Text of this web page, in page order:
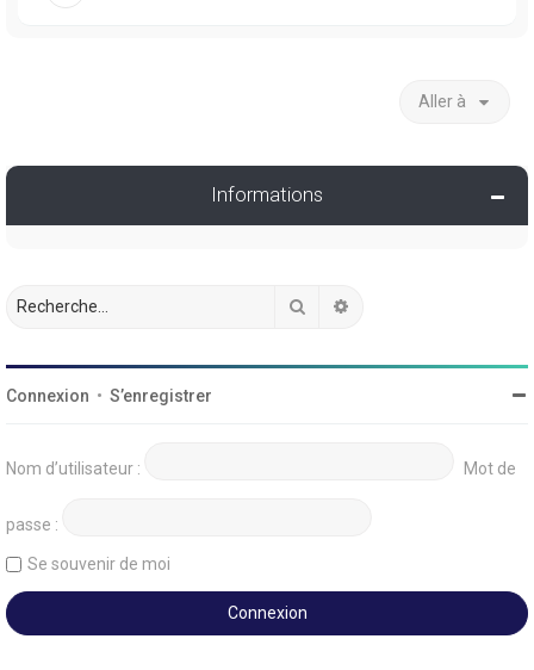
Aller à
Informations
Rechercher
Connexion • S’enregistrer
Nom d’utilisateur : Mot de
passe :
Se souvenir de moi